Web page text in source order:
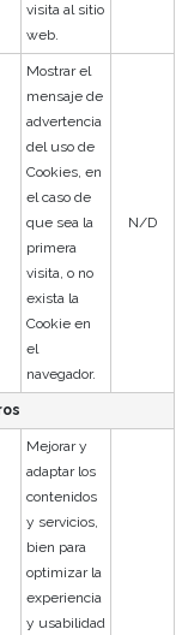
visita al sitio
web.
Mostrar el
mensaje de
advertencia
del uso de
Cookies, en
el caso de
que sea la
primera
visita, o no
exista la
Cookie en
el
navegador.
N/D
Mejorar y
adaptar los
contenidos
y servicios,
bien para
optimizar la
experiencia
y usabilidad